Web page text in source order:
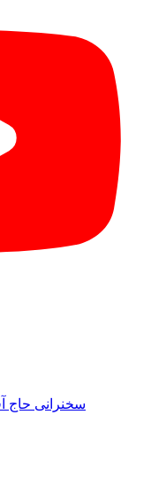
سخنرانی حاج